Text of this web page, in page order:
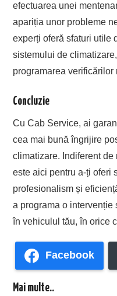
efectuarea unei
apariția unor probleme
experți oferă sfaturi utile
sistemului de
programarea verificărilor
Concluzie
Cu Cab Service, ai
cea mai bună îngrijire
climatizare. Indiferent
este aici pentru a-ți oferi
profesionalism și
a programa o intervenție
în vehiculul tău, în orice
Facebook
Mai multe..